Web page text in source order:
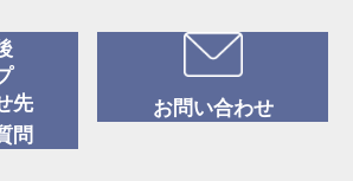
先
お問い合わせ
問